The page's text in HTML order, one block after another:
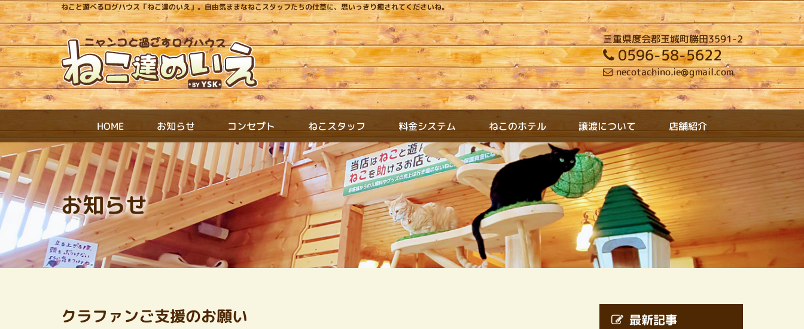
ねこと遊べるログハウス「ねこ達のいえ」。自由気ままなねこスタッフたちの仕草に、思いっきり癒されてくださいね。
三重県度会郡玉城町勝田3591-2
0596-58-5622
necotachino.ie@gmail.com
HOME お知らせ コンセプト ねこスタッフ 料金システム ねこのホテル 譲渡について 店舗紹介
お知らせ
クラファンご支援のお願い 最新記事